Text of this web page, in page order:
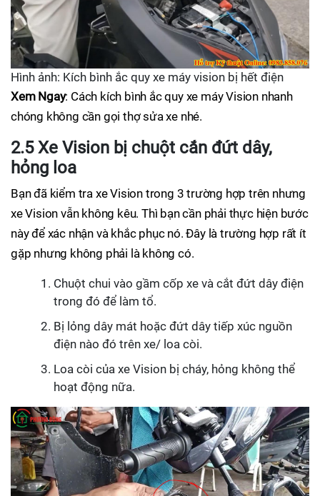
Hình ảnh: Kích bình ắc quy xe máy vision bị hết điện
Xem Ngay: Cách kích bình ắc quy xe máy Vision nhanh
chóng không cần gọi thợ sửa xe nhé.
2.5 Xe Vision bị chuột cắn đứt dây,
hỏng loa
Bạn đã kiểm tra xe Vision trong 3 trường hợp trên nhưng
xe Vision vẫn không kêu. Thì bạn cần phải thực hiện bước
này để xác nhận và khắc phục nó. Đây là trường hợp rất ít
gặp nhưng không phải là không có.
Chuột chui vào gầm cốp xe và cắt đứt dây điện
trong đó để làm tổ.
Bị lỏng dây mát hoặc đứt dây tiếp xúc nguồn
điện nào đó trên xe/ loa còi.
Loa còi của xe Vision bị cháy, hỏng không thể
hoạt động nữa.